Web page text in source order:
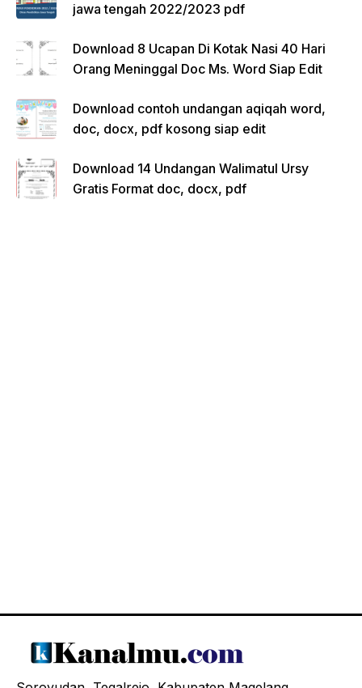
jawa tengah 2022/2023 pdf
Download 8 Ucapan Di Kotak Nasi 40 Hari
Orang Meninggal Doc Ms. Word Siap Edit
Download contoh undangan aqiqah word,
doc, docx, pdf kosong siap edit
Download 14 Undangan Walimatul Ursy
Gratis Format doc, docx, pdf